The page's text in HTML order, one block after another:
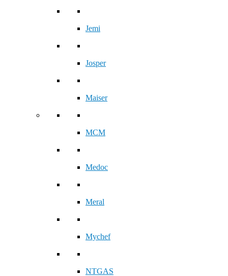
Jemi
Josper
Maiser
MCM
Medoc
Meral
Mychef
NTGAS